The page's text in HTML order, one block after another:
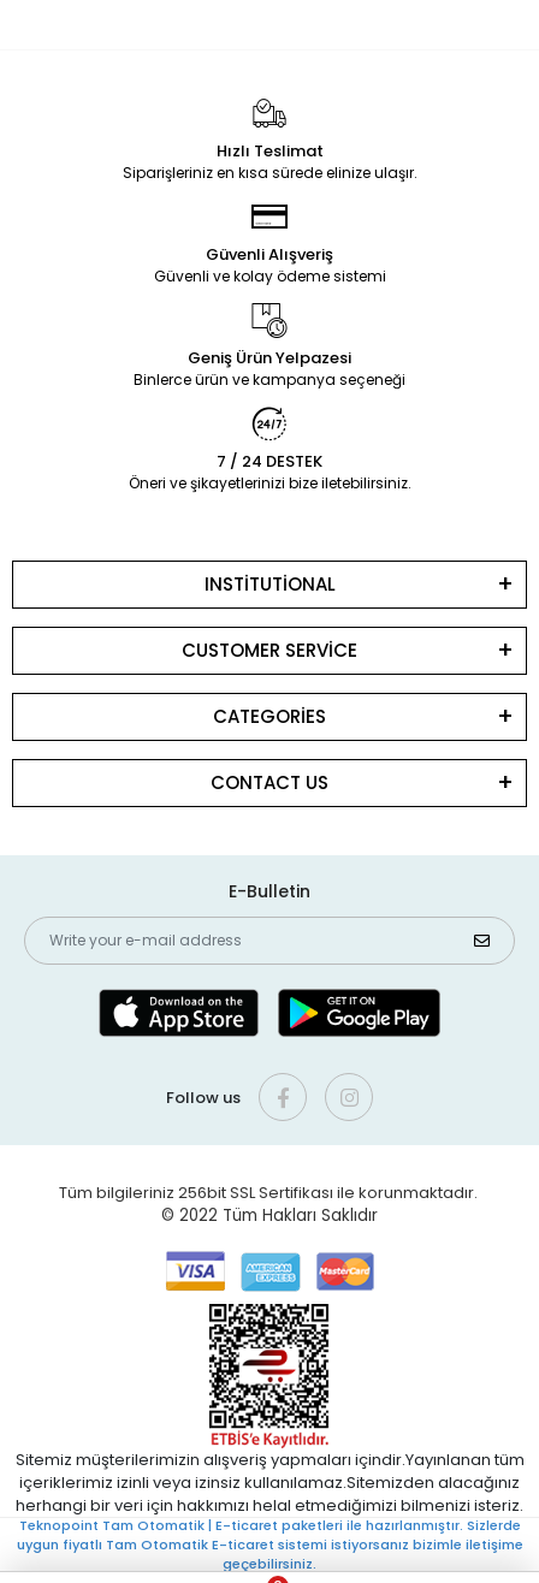
Hızlı Teslimat
Siparişleriniz en kısa sürede elinize ulaşır.
Güvenli Alışveriş
Güvenli ve kolay ödeme sistemi
Geniş Ürün Yelpazesi
Binlerce ürün ve kampanya seçeneği
7 / 24 DESTEK
Öneri ve şikayetlerinizi bize iletebilirsiniz.
INSTİTUTİONAL
CUSTOMER SERVİCE
CATEGORİES
CONTACT US
E-Bulletin
Follow us
Tüm bilgileriniz 256bit SSL Sertifikası ile korunmaktadır.
© 2022 Tüm Hakları Saklıdır
Sitemiz müşterilerimizin alışveriş yapmaları içindir.Yayınlanan tüm
içeriklerimiz izinli veya izinsiz kullanılamaz.Sitemizden alacağınız
herhangi bir veri için hakkımızı helal etmediğimizi bilmenizi isteriz.
Teknopoint Tam Otomatik | E-ticaret paketleri ile hazırlanmıştır. Sizlerde
uygun fiyatlı Tam Otomatik E-ticaret sistemi istiyorsanız bizimle iletişime
geçebilirsiniz.